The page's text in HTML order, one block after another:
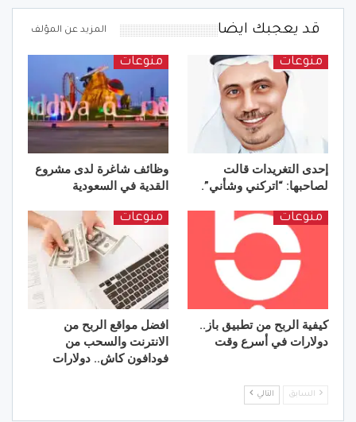
قد يعجبك ايضا المزيد عن المؤلف
منوعات
إحدى التغريدات قالت
لصاحبها: “اتركني وشأني”.
منوعات
وظائف شاغرة لدى مشروع
القدية في السعودية
منوعات
كيفية الربح من تطبيق باز..
دولارات في أسرع وقت
منوعات
افضل مواقع الربح من
الانترنت والسحب من
فودافون كاش.. دولارات
السابق التالي